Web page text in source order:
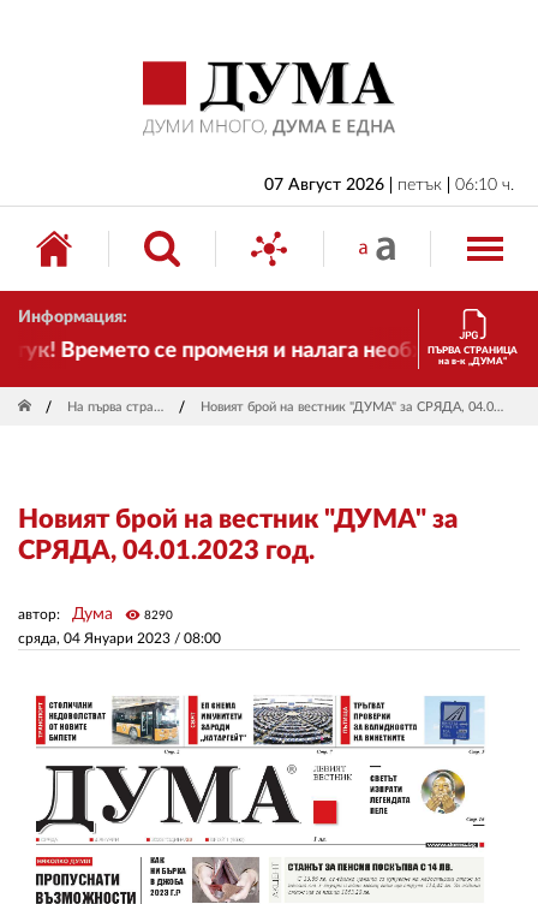
07 Август 2026 петък 06:10 ч.
Информация:
Времето се променя и налага необходимостта
ПЪРВА СТРАНИЦА
на в-к „ДУМА“
На първа страница Новият брой на вестник "ДУМА" за СРЯДА, 04.01.2023 год.
Новият брой на вестник "ДУМА" за
СРЯДА, 04.01.2023 год.
сряда, 04 Януари 2023 / 08:00
автор: Дума visibility 8290
БЪЛГАРИЯ
ИКОНОМИКА
ИЗБОРИ
СВЯТ
ДРУГИ
АВТОРИ
РЕДАКЦИЯ
КОНТАКТИ
РЕКЛАМА
АБОНАМЕНТ
УСЛОВИЯ ЗА ПОЛЗВАНЕ